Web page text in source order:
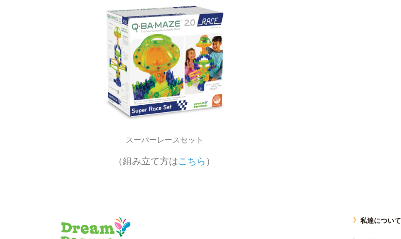
スーパーレースセット
（組み立て方はこちら ）
私達について